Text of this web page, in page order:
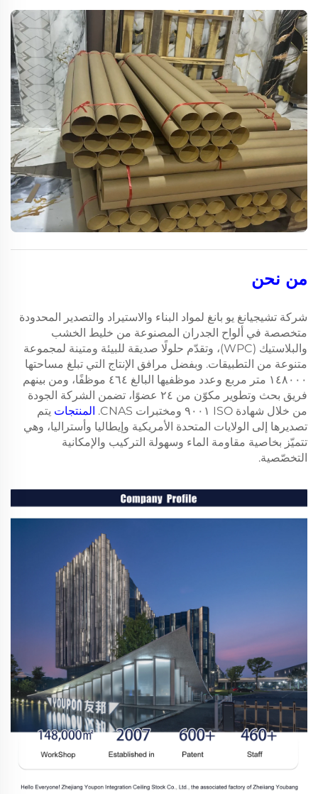
من نحن
شركة تشيجيانغ يو بانغ لمواد البناء والاستيراد والتصدير المحدودة
متخصصة في ألواح الجدران المصنوعة من خليط الخشب
والبلاستيك (WPC)، وتقدّم حلولًا صديقة للبيئة ومتينة لمجموعة
متنوعة من التطبيقات. وبفضل مرافق الإنتاج التي تبلغ مساحتها
١٤٨٠٠٠ متر مربع وعدد موظفيها البالغ ٤٦٤ موظفًا، ومن بينهم
فريق بحث وتطوير مكوّن من ٢٤ عضوًا، تضمن الشركة الجودة
من خلال شهادة ISO ٩٠٠١ ومختبرات CNAS.
المنتجات يتم
تصديرها إلى الولايات المتحدة الأمريكية وإيطاليا وأستراليا، وهي
تتميّز بخاصية مقاومة الماء وسهولة التركيب والإمكانية
التخصّصية.